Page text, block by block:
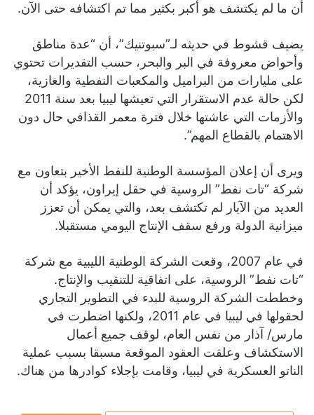
أن ما لم يكتشف هو أكبر بكثير مما تم اكتشافه حتى الآن.
يضيف قشوط في حديثه لـ”سبوتنيك”، أن “عدة مناطق
وأحواض معروفة في البر والبحر، حسب التقديرات تحتوي
على مليارات من البراميل والمكعبات النفطية والغازية،
لكن حالة عدم الاستقرار التي تعيشها ليبيا بعد سنة 2011
والأزمات التي عاشتها خلال فترة معمر القذافي حال دون
الاهتمام بالقطاع المهم”.
ويرى أن إعلان المؤسسة الوطنية للنفط الأخير بتعاون مع
شركة “تات نفط” الروسية في حقل إيراون، يؤكد أن
العديد من الآبار لم تكتشف بعد، والتي يمكن أن تعزز
ميزانية الدولة ورفع سقف الإنتاج اليومي مستقبلا.
في عام 2007، وقعت الشركة الوطنية الليبية مع شركة
“تات نفط” الروسية، على اتفاقية للتنقيب والإنتاج.
وخططت الشركة الروسية للبدء في التطوير التجاري
لحقولها في ليبيا في عام 2011، ولكنها اضطرت في
مارس/ آذار من نفس العام، لوقف جميع أعمال
الاستكشاف وعلقت العقود الموقعة مسبقا بسبب عملية
الناتو العسكرية في ليبيا، وقامت بإجلاء كوادرها من هناك.